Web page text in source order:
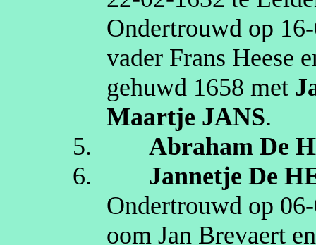
Ondertrouwd op
vader Frans Heese
gehuwd 1658 met
Maartje JANS.
5.
Abraham De
6.
Jannetje De
Ondertrouwd op
oom Jan Brevaert